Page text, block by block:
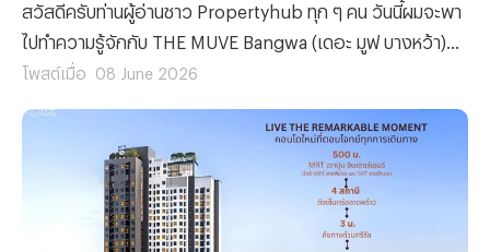
สวัสดีครับท่านผู้อ่านชาว Propertyhub ทุก ๆ คน วันนี้ผมจะพา
ไปทำความรู้จักกับ THE MUVE Bangwa (เดอะ มูฟ บางหว้า)
คอนโดพร้อมอยู่จาก Sansiri ที่ตั้งอยู่บนทำเลศักยภาพย่านฝั่ง
160 เมตร* และอยู่ใกล้กับสถานีบางหว้า จุด Interchange
ระหว่าง BTS สายสีเขียวและ MRT สายสีน้ำเงิน ประมาณ 2
โพสต์เมื่อ 08 June 2026